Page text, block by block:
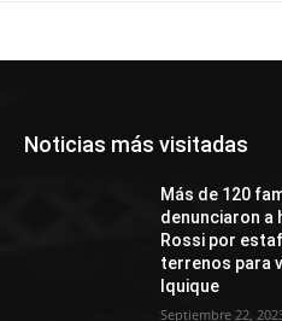
Noticias más visitadas
Más de 120
denunciaron a
Rossi por
terrenos para
Iquique
Septiembre 22,